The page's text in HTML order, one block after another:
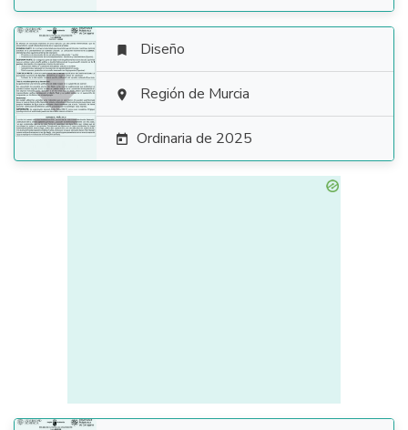

 Diseño
 Región de Murcia
 Ordinaria de 2025